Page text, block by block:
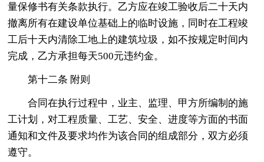
量保修书有关条款执行。乙方应在竣工验收后二十天内
撤离所有在建设单位基础上的临时设施，同时在工程竣
工后十天内清除工地上的建筑垃圾，如不按规定时间内
完成，乙方承担每天500元违约金。
第十二条 附则
合同在执行过程中，业主、监理、甲方所编制的施
工计划，对工程质量、工艺、安全、进度等方面的书面
通知和文件及要求均作为该合同的组成部分，双方必须
遵守。